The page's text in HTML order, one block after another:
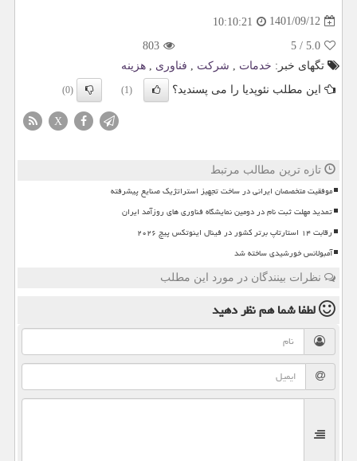
1401/09/12
10:10:21
5.0
/
5
803
تگهای خبر: خدمات شركت فناوری
هزینه
این مطلب نئوپدیا را می پسندید؟
(1)
(0)
X
تازه ترین مطالب مرتبط
موفقیت متخصصان ایرانی در ساخت تجهیز استراتژیک صنایع پیشرفته
تمدید مهلت ثبت نام در دومین نمایشگاه فناوری های روزآمد ایران
رقابت ۱۴ استارتاپ برتر کشور در فینال اینوتکس پیچ ۲۰۲۶
آمبولانس خورشیدی ساخته شد
نظرات بینندگان در مورد این مطلب
لطفا شما همنظر دهید